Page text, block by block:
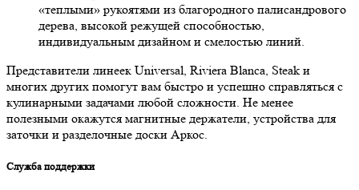
«теплыми» рукоятями из благородного палисандрового
дерева, высокой режущей способностью,
индивидуальным дизайном и смелостью линий.
Представители линеек Universal, Riviera Blanca, Steak и
многих других помогут вам быстро и успешно справляться с
кулинарными задачами любой сложности. Не менее
полезными окажутся магнитные держатели, устройства для
заточки и разделочные доски Аркос.
Служба поддержки